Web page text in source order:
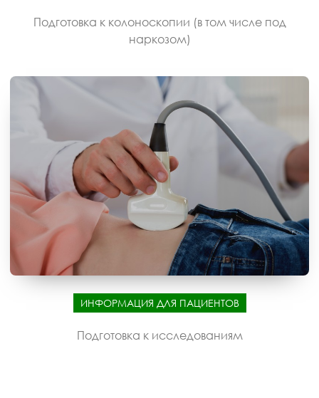
Подготовка к колоноскопии (в том числе под
наркозом)
ИНФОРМАЦИЯ ДЛЯ ПАЦИЕНТОВ
Подготовка к исследованиям